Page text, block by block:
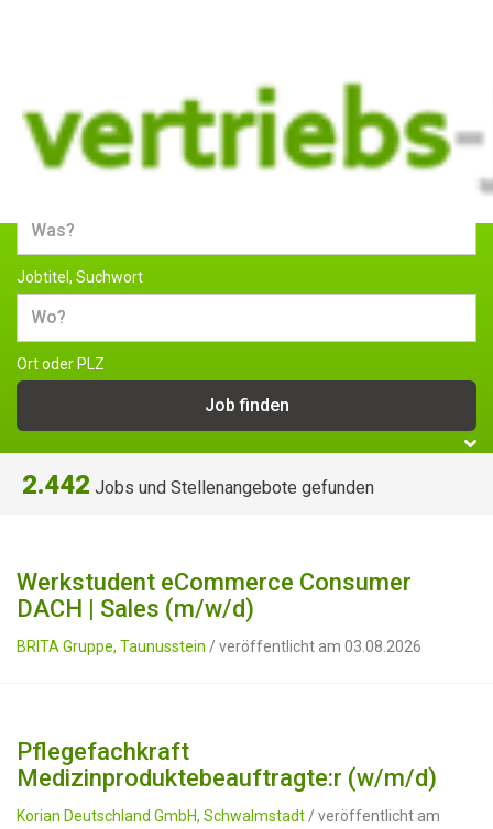
Jobs und Stellenangebote im
Vertrieb
Jobtitel, Suchwort
Ort oder PLZ
2.442 Jobs und Stellenangebote gefunden
Werkstudent eCommerce Consumer
DACH | Sales (m/w/d)
BRITA Gruppe, Taunusstein / veröffentlicht am 03.08.2026
Pflegefachkraft
Medizinproduktebeauftragte:r (w/m/d)
Korian Deutschland GmbH, Schwalmstadt / veröffentlicht am